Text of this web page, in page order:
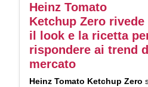
Heinz Tomato
Ketchup Zero rivede
il look e la ricetta
rispondere ai trend
mercato
Heinz Tomato Ketchup Zero